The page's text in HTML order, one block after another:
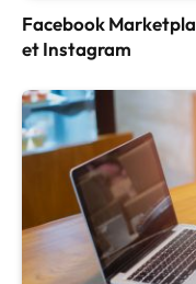
Facebook
et Instagram